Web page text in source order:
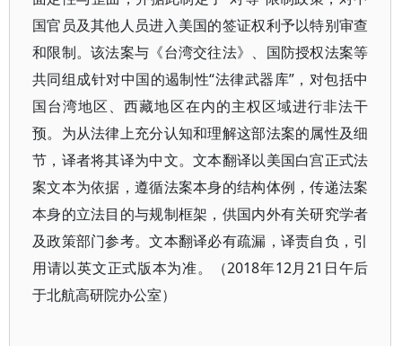
国官员及其他人员进入美国的签证权利予以特别审查
和限制。该法案与《台湾交往法》、国防授权法案等
共同组成针对中国的遏制性“法律武器库”，对包括中
国台湾地区、西藏地区在内的主权区域进行非法干
预。为从法律上充分认知和理解这部法案的属性及细
节，译者将其译为中文。文本翻译以美国白宫正式法
案文本为依据，遵循法案本身的结构体例，传递法案
本身的立法目的与规制框架，供国内外有关研究学者
及政策部门参考。文本翻译必有疏漏，译责自负，引
用请以英文正式版本为准。（2018年12月21日午后
于北航高研院办公室）